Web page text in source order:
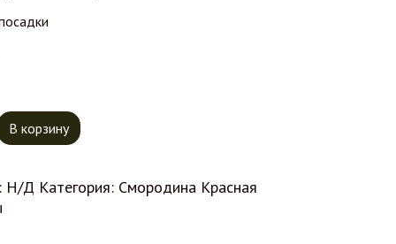
товара Красная Смородина Натали
В корзину
Н/Д Категория: Смородина Красная